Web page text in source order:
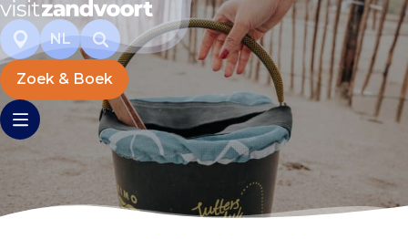
NL
Zoek & Boek